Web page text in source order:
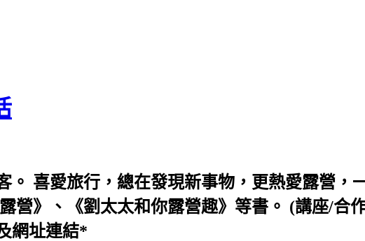
。 喜愛旅行，總在發現新事物，更熱愛露營，
營》、《劉太太和你露營趣》等書。 (講座/合
網址連結*